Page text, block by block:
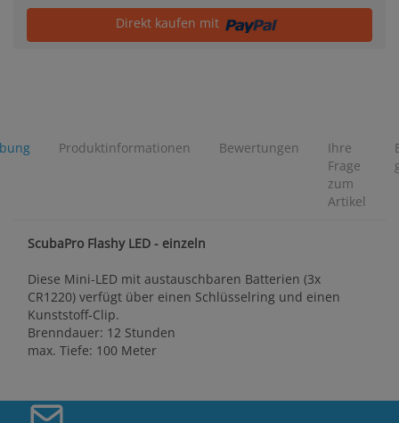
Direkt kaufen mit
Produktinformationen Bewertungen
Ihre
Frage
zum
Artikel
ScubaPro Flashy LED - einzeln
Diese Mini-LED mit austauschbaren Batterien (3x
CR1220) verfügt über einen Schlüsselring und einen
Kunststoff-Clip.
Brenndauer: 12 Stunden
max. Tiefe: 100 Meter